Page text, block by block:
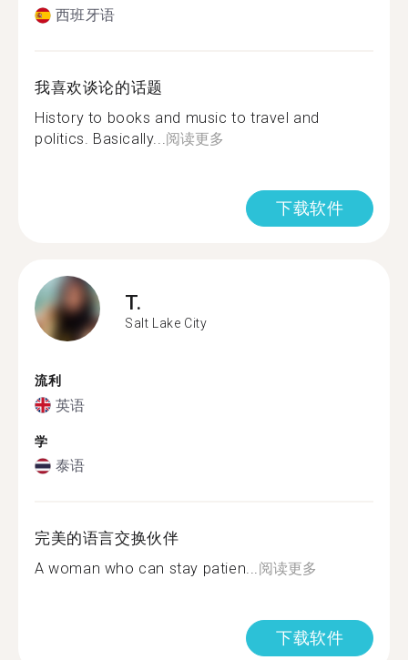
西班牙语
我喜欢谈论的话题
History to books and music to travel and
politics. Basically...阅读更多
下载软件
T.
Salt Lake City
流利
英语
学
泰语
完美的语言交换伙伴
A woman who can stay patien...阅读更多
下载软件